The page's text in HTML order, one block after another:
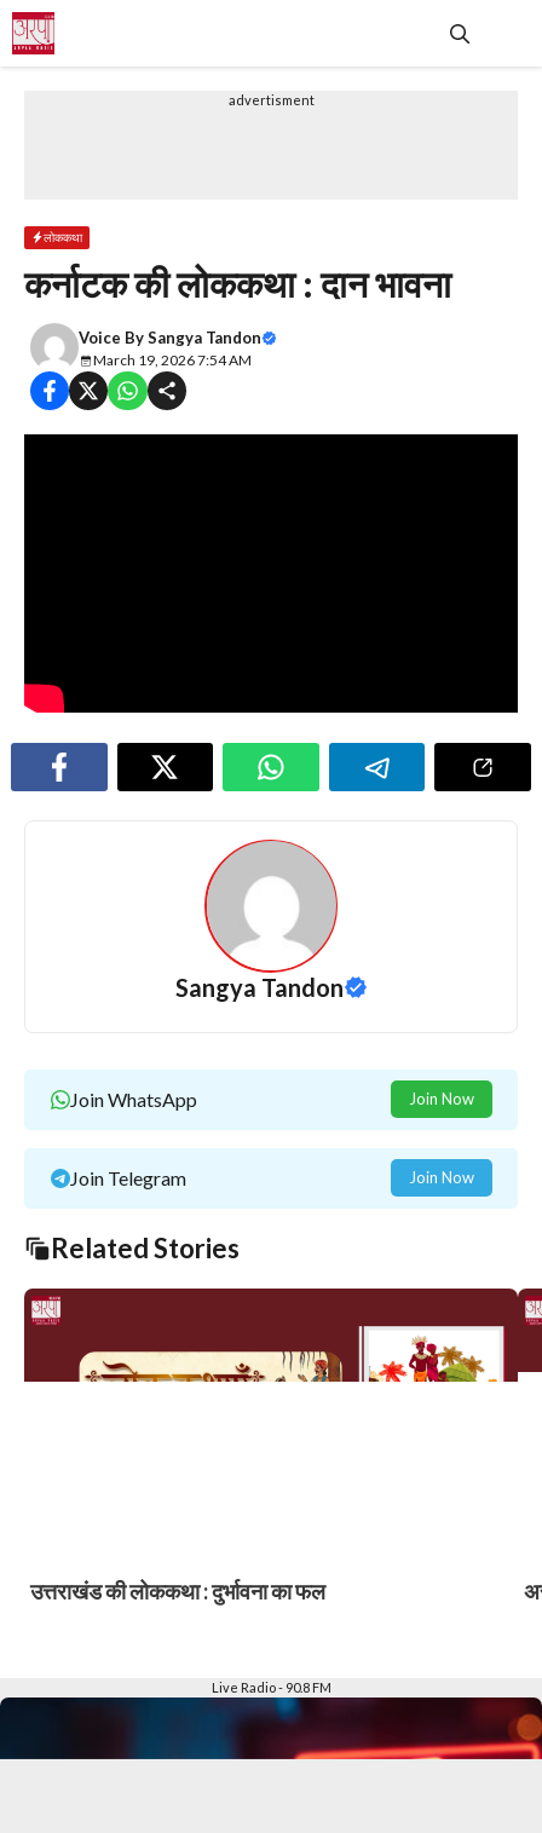
Skip
to
content
advertisment
लोककथा
कर्नाटक की लोककथा : दान भावना
Voice BySangya Tandon
March 19, 2026 7:54 AM
Sangya Tandon
Join WhatsApp Join Now
Join Telegram Join Now
Related Stories
उत्तराखंड की लोककथा : दुर्भावना का फल
Live Radio - 90.8 FM